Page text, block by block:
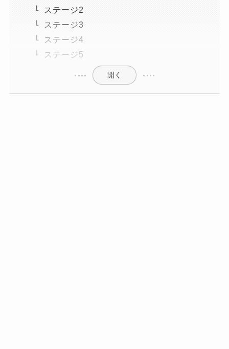
ステージ2
ステージ3
ステージ4
ステージ5
開く